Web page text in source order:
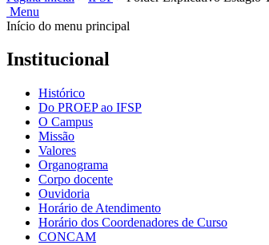
Menu
Início do menu principal
Institucional
Histórico
Do PROEP ao IFSP
O Campus
Missão
Valores
Organograma
Corpo docente
Ouvidoria
Horário de Atendimento
Horário dos Coordenadores de Curso
CONCAM